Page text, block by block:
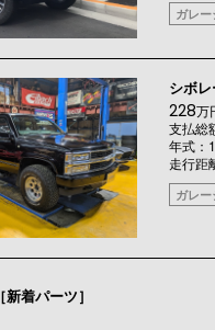
ガレ
シボ
228万
支払総
年式：
走行距
ガレ
［新着パーツ］